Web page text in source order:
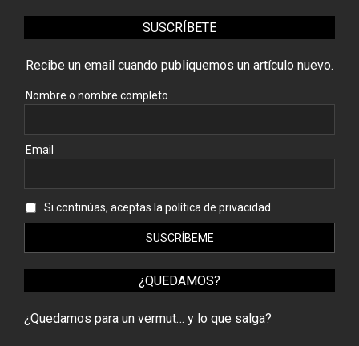
SUSCRÍBETE
Recibe un email cuando publiquemos un artículo nuevo.
Nombre o nombre completo
Email
Si continúas, aceptas la política de privacidad
¿QUEDAMOS?
¿Quedamos para un vermut… y lo que salga?